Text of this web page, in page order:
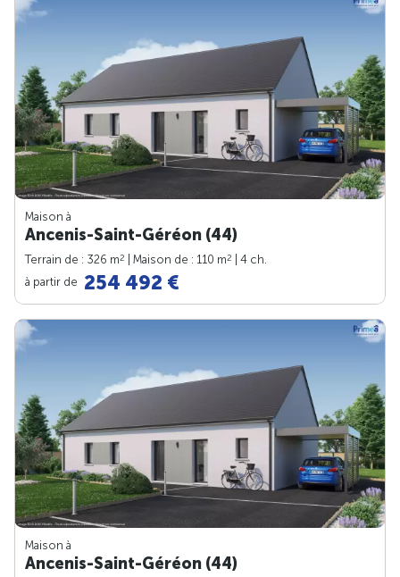
Maison à
Ancenis-Saint-Géréon (44)
Terrain de : 326 m2 | Maison de : 110 m2
| 4 ch.
à partir de 254 492 €
Maison à
Ancenis-Saint-Géréon (44)